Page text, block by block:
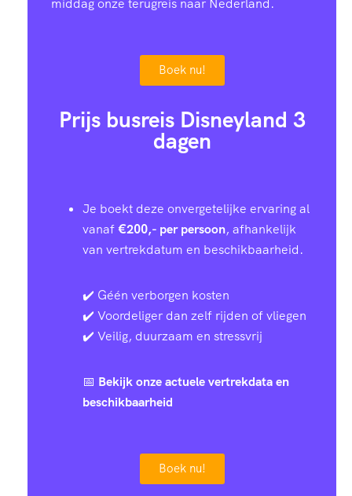
Boek nu!
Prijs busreis Disneyland 3
dagen
Je boekt deze onvergetelijke ervaring al
vanaf€200,- per persoon, afhankelijk
van vertrekdatum en beschikbaarheid.
✔️ Géén verborgen kosten
✔️ Voordeliger dan zelf rijden of vliegen
✔️ Veilig, duurzaam en stressvrij
📅 Bekijk onze actuele vertrekdata en
beschikbaarheid
Boek nu!